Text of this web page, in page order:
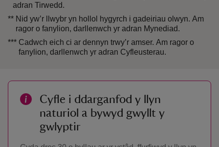
adran Tirwedd.
** Nid yw’r llwybr yn hollol hygyrch i gadeiriau olwyn. Am
ragor o fanylion, darllenwch yr adran Mynediad.
*** Cadwch eich ci ar dennyn trwy’r amser. Am ragor o
fanylion, darllenwch yr adran Cyfleusterau.
Cyfle i ddarganfod y llyn
naturiol a bywyd gwyllt y
gwlyptir